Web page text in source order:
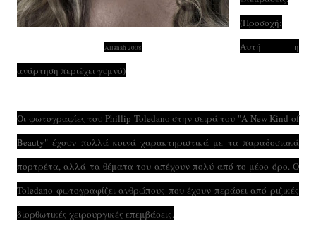
Allanah 2008
(Προσοχή:
Αυτή η
ανάρτηση περιέχει γυμνό)
Οι φωτογραφίες του Phillip Toledano στην σειρά του "A New Kind of
Beauty" έχουν πολλά κοινά χαρακτηριστικά με τα παραδοσιακά
πορτρέτα, αλλά τα θέματα του απέχουν πολύ από το μέσο όρο. Ο
Toledano φωτογραφίζει ανθρώπους που έχουν περάσει από ριζικές
διορθωτικές χειρουργικές επεμβάσεις.